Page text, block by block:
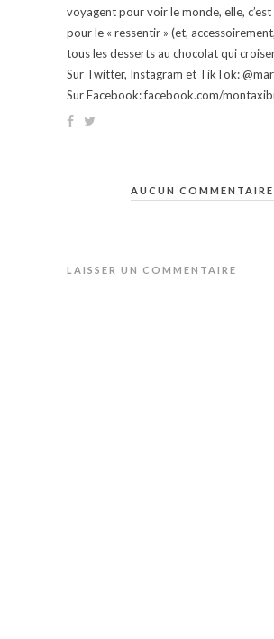
voyagent pour voir le monde, elle, c’est
pour le « ressentir » (et,
tous les desserts au chocolat qui
Sur Twitter, Instagram et TikTok:
Sur Facebook: facebook.com/
AUCUN COMMENTAIRE
LAISSER UN COMMENTAIRE